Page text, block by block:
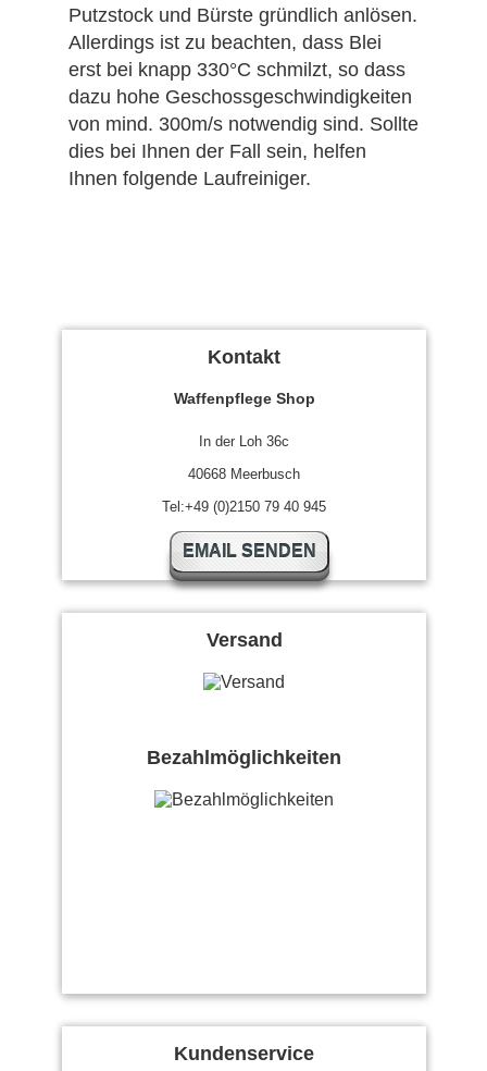
Putzstock und Bürste gründlich anlösen.
Allerdings ist zu beachten, dass Blei
erst bei knapp 330°C schmilzt, so dass
dazu hohe Geschossgeschwindigkeiten
von mind. 300m/s notwendig sind. Sollte
dies bei Ihnen der Fall sein, helfen
Ihnen folgende Laufreiniger.
Kontakt
Waffenpflege Shop
In der Loh 36c
40668 Meerbusch
Tel:+49 (0)2150 79 40 945
EMAIL SENDEN
Versand
Bezahlmöglichkeiten
Kundenservice